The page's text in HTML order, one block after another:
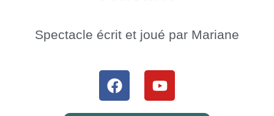
Spectacle écrit et joué par Mariane